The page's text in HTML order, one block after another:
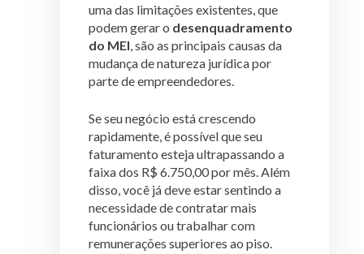
uma das limitações existentes, que
podem gerar o desenquadramento
do MEI , são as principais causas da
mudança de natureza jurídica por
parte de empreendedores.
Se seu negócio está crescendo
rapidamente, é possível que seu
faturamento esteja ultrapassando a
faixa dos R$ 6.750,00 por mês. Além
disso, você já deve estar sentindo a
necessidade de contratar mais
funcionários ou trabalhar com
remunerações superiores ao piso.